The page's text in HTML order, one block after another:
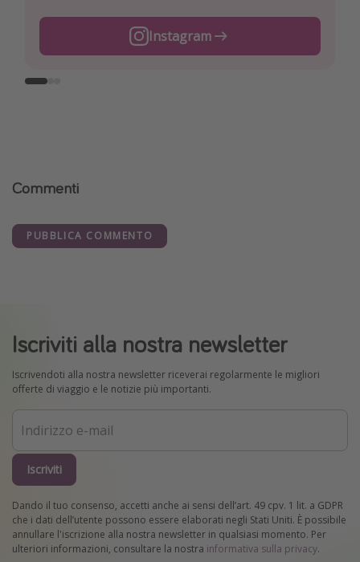
Instagram
Facebook
TikTok
Commenti
PUBBLICA COMMENTO
Iscriviti alla nostra newsletter
Iscrivendoti alla nostra newsletter riceverai regolarmente le migliori
offerte di viaggio e le notizie più importanti.
Iscriviti
Dando il tuo consenso, accetti anche ai sensi dell’art. 49 cpv. 1 lit. a GDPR
che i dati dell’utente possono essere elaborati negli Stati Uniti. È possibile
annullare l'iscrizione alla nostra newsletter in qualsiasi momento. Per
ulteriori informazioni, consultare la nostra informativa sulla privacy.